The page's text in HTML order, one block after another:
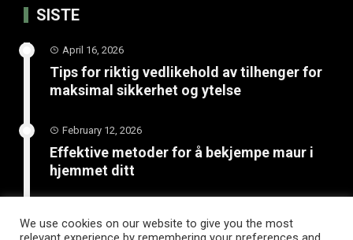
SISTE
April 16, 2026
Tips for riktig vedlikehold av tilhenger for
maksimal sikkerhet og ytelse
February 12, 2026
Effektive metoder for å bekjempe maur i
hjemmet ditt
Unngå katastrofe på vinterveiene med
We use cookies on our website to give you the most